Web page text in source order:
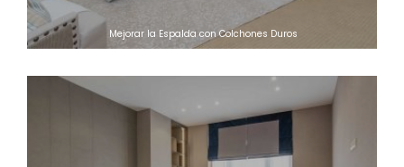
Mejorar la Espalda con Colchones Duros